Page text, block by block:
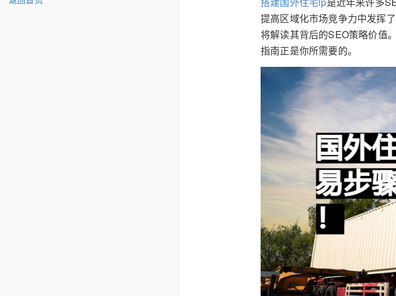
提高区域化市场竞争力中发挥
将解读其背后的SEO策略价值
指南正是你所需要的。